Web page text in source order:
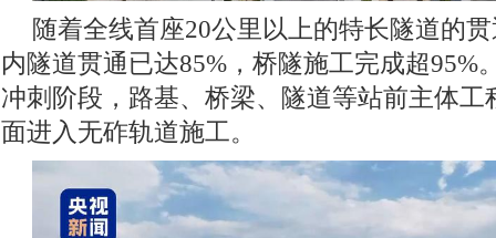
随着全线首座20公里以上的特长隧道的
内隧道贯通已达85%，桥隧施工完成超95%
冲刺阶段，路基、桥梁、隧道等站前主体
面进入无砟轨道施工。